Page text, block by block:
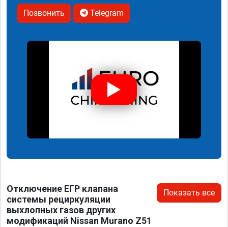
Позвонить Telegram
Отключение ЕГР клапана
системы рециркуляции
выхлопных газов других
модификаций Nissan Murano Z51
Показать все